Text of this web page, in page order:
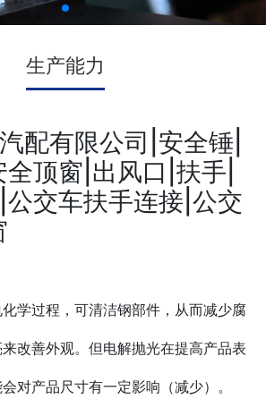
生产能力
配有限公司|安全锤|
顶窗|出风口|扶手|
交车扶手连接|公交
学过程，可清洁钢部件，从而减少腐
改善外观。但电解抛光在提高产品表
对产品尺寸有一定影响（减少）。